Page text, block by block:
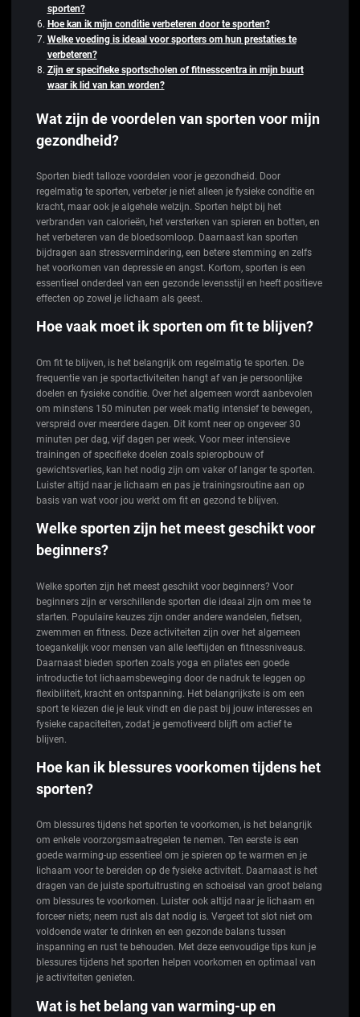
sporten?
Hoe kan ik mijn conditie verbeteren door te sporten?
Welke voeding is ideaal voor sporters om hun prestaties te
verbeteren?
Zijn er specifieke sportscholen of fitnesscentra in mijn buurt
waar ik lid van kan worden?
Wat zijn de voordelen van sporten voor mijn
gezondheid?
Sporten biedt talloze voordelen voor je gezondheid. Door
regelmatig te sporten, verbeter je niet alleen je fysieke conditie en
kracht, maar ook je algehele welzijn. Sporten helpt bij het
verbranden van calorieën, het versterken van spieren en botten, en
het verbeteren van de bloedsomloop. Daarnaast kan sporten
bijdragen aan stressvermindering, een betere stemming en zelfs
het voorkomen van depressie en angst. Kortom, sporten is een
essentieel onderdeel van een gezonde levensstijl en heeft positieve
effecten op zowel je lichaam als geest.
Hoe vaak moet ik sporten om fit te blijven?
Om fit te blijven, is het belangrijk om regelmatig te sporten. De
frequentie van je sportactiviteiten hangt af van je persoonlijke
doelen en fysieke conditie. Over het algemeen wordt aanbevolen
om minstens 150 minuten per week matig intensief te bewegen,
verspreid over meerdere dagen. Dit komt neer op ongeveer 30
minuten per dag, vijf dagen per week. Voor meer intensieve
trainingen of specifieke doelen zoals spieropbouw of
gewichtsverlies, kan het nodig zijn om vaker of langer te sporten.
Luister altijd naar je lichaam en pas je trainingsroutine aan op
basis van wat voor jou werkt om fit en gezond te blijven.
Welke sporten zijn het meest geschikt voor
beginners?
Welke sporten zijn het meest geschikt voor beginners? Voor
beginners zijn er verschillende sporten die ideaal zijn om mee te
starten. Populaire keuzes zijn onder andere wandelen, fietsen,
zwemmen en fitness. Deze activiteiten zijn over het algemeen
toegankelijk voor mensen van alle leeftijden en fitnessniveaus.
Daarnaast bieden sporten zoals yoga en pilates een goede
introductie tot lichaamsbeweging door de nadruk te leggen op
flexibiliteit, kracht en ontspanning. Het belangrijkste is om een
sport te kiezen die je leuk vindt en die past bij jouw interesses en
fysieke capaciteiten, zodat je gemotiveerd blijft om actief te
blijven.
Hoe kan ik blessures voorkomen tijdens het
sporten?
Om blessures tijdens het sporten te voorkomen, is het belangrijk
om enkele voorzorgsmaatregelen te nemen. Ten eerste is een
goede warming-up essentieel om je spieren op te warmen en je
lichaam voor te bereiden op de fysieke activiteit. Daarnaast is het
dragen van de juiste sportuitrusting en schoeisel van groot belang
om blessures te voorkomen. Luister ook altijd naar je lichaam en
forceer niets; neem rust als dat nodig is. Vergeet tot slot niet om
voldoende water te drinken en een gezonde balans tussen
inspanning en rust te behouden. Met deze eenvoudige tips kun je
blessures tijdens het sporten helpen voorkomen en optimaal van
je activiteiten genieten.
Wat is het belang van warming-up en